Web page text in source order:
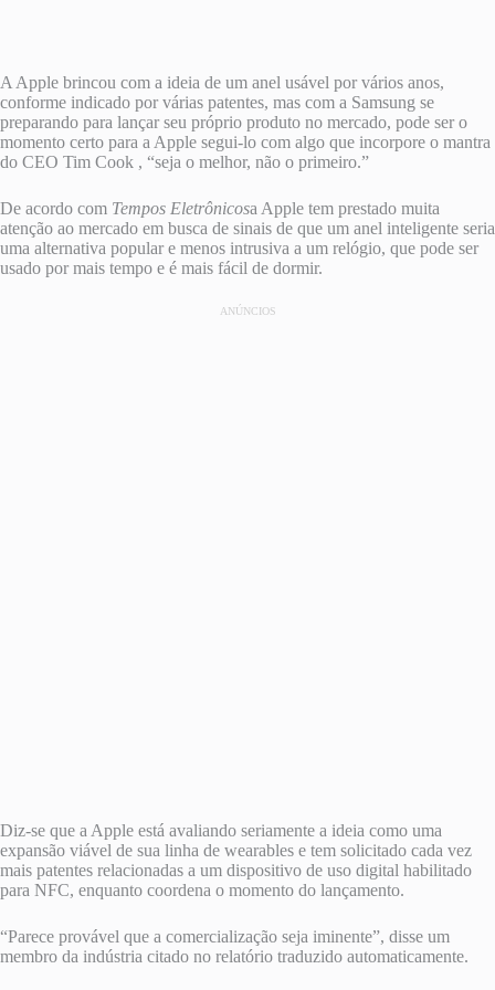
A Apple brincou com a ideia de um anel usável por vários anos,
conforme indicado por várias patentes, mas com a Samsung se
preparando para lançar seu próprio produto no mercado, pode ser o
momento certo para a Apple segui-lo com algo que incorpore o mantra
do CEO Tim Cook , “seja o melhor, não o primeiro.”
De acordo com Tempos Eletrônicosa Apple tem prestado muita
atenção ao mercado em busca de sinais de que um anel inteligente seria
uma alternativa popular e menos intrusiva a um relógio, que pode ser
usado por mais tempo e é mais fácil de dormir.
ANÚNCIOS
Diz-se que a Apple está avaliando seriamente a ideia como uma
expansão viável de sua linha de wearables e tem solicitado cada vez
mais patentes relacionadas a um dispositivo de uso digital habilitado
para NFC, enquanto coordena o momento do lançamento.
“Parece provável que a comercialização seja iminente”, disse um
membro da indústria citado no relatório traduzido automaticamente.